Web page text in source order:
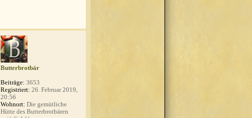
Butterbrotbär
Beiträge: 3653
Registriert: 26. Februar 2019,
20:56
Wohnort: Die gemütliche
Hütte des Butterbrotbären